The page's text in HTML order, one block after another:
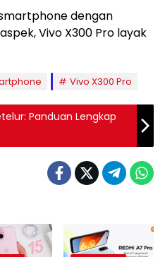
dengan
Vivo X300 Pro layak
Vivo X300 Pro
Panduan Lengkap